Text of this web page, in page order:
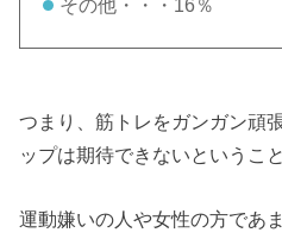
その他・・・16％
つまり、筋トレをガンガン頑
ップは期待できないというこ
運動嫌いの人や女性の方であ